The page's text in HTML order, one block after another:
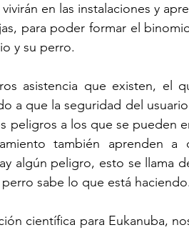
en las instalaciones y
para poder formar el
y su perro.
asistencia que existen, el
a que la seguridad del
peligros a los que se pueden
también aprenden a
algún peligro, esto se llama
sabe lo que está haciendo.
científica para Eukanuba,